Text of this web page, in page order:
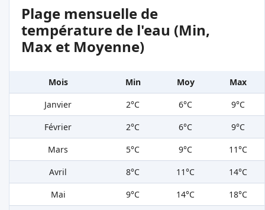
Plage mensuelle de
température de l'eau (Min,
Max et Moyenne)
Mois Min Moy
Max
Janvier
2°C 6°C
9°C
Février
2°C 6°C
9°C
Mars
5°C 9°C
11°C
Avril
8°C 11°C
14°C
Mai
9°C 14°C
18°C